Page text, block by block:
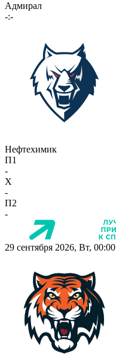
Адмирал
-:-
Нефтехимик
П1
-
X
-
П2
-
29 сентября 2026, Вт, 00:00